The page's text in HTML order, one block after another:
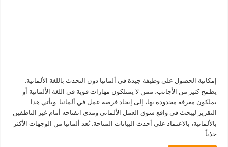
إمكانية الحصول على وظيفة جيدة في ألمانيا دون التحدث باللغة الألمانية.
يطمح كثير من الأجانب، ممن لا يمتلكون مهارات قوية في اللغة الألمانية أو
يملكون معرفة محدودة بها، إلى إيجاد فرصة عمل في ألمانيا. ويأتي هذا
التقرير ليبحث في واقع سوق العمل الألماني ومدى انفتاحه أمام غير الناطقين
بالألمانية، بالاعتماد على أحدث البيانات المتاحة. تُعد ألمانيا من الوجهات الأكثر
جذباً …